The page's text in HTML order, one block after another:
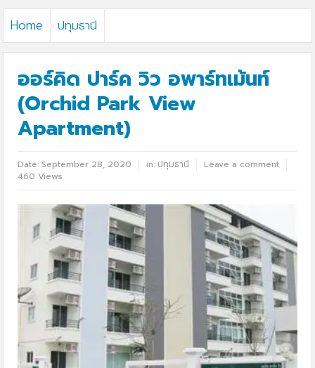
Home ปทุมธานี
ออร์คิด ปาร์ค วิว อพาร์ทเม้นท์
(Orchid Park View
Apartment)
Date: September 28, 2020 in: ปทุมธานี
Leave a comment
460 Views